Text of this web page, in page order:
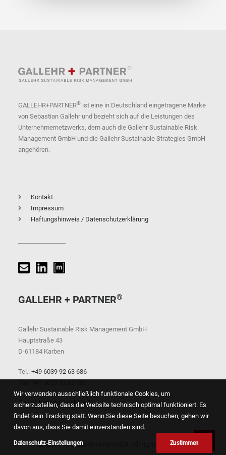
GALLEHR+PARTNER® ist eine in Deutschland eingetragene Marke
von Sebastian Gallehr und bezieht sich auf die Leistungen des
Unternehmernetzwerks, dem auch die Gallehr Sustainable Risk
Management GmbH und die Gallehr Sustainable Strategies GmbH
angehören.
Kontakt
Impressum
Haftungshinweis / Datenschutzerklärung
GALLEHR + PARTNER®
Gallehr Sustainable Risk Management GmbH
Hauptstraße 43
D-61184 Karben
Tel.: +49 6039 92 63 686
E-Mail:kontakt@gallehr.de
© 2026 GALLEHR+PARTNER. All rights reserved
Wir verwenden ausschließlich funktionale Cookies, um
sicherzustellen, dass die Website technisch optimal funktioniert. Es
findet kein Tracking statt. Wenn Sie diese Seite besuchen, gehen wir
davon aus, dass Sie damit einverstanden sind.
Datenschutz-Einstellungen Zustimmen